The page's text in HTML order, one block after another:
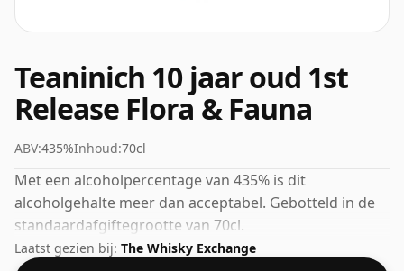
Teaninich 10 jaar oud 1st
Release Flora & Fauna
ABV:435%Inhoud:70cl
Met een alcoholpercentage van 435% is dit
alcoholgehalte meer dan acceptabel. Gebotteld in de
standaardafgiftegrootte van 70cl.
Laatst gezien bij: The Whisky Exchange